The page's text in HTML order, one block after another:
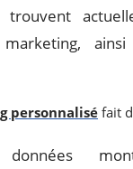
personnalisé fait